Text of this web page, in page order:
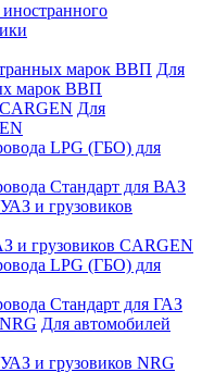
Для
марок ВВП
Для
LPG (ГБО) для
Стандарт для ВАЗ
и грузовиков CARGEN
LPG (ГБО) для
Стандарт для ГАЗ
Для автомобилей